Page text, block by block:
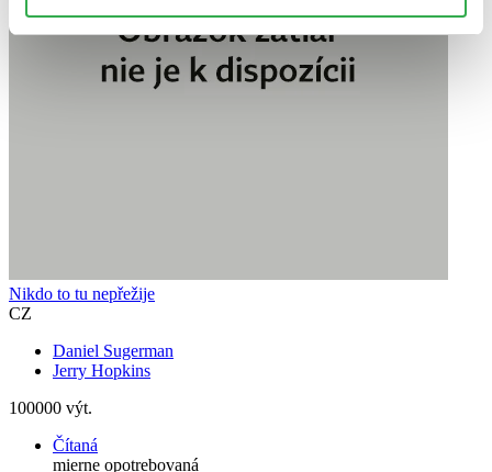
Nikdo to tu nepřežije
CZ
Daniel Sugerman
Jerry Hopkins
100000 výt.
Čítaná
mierne opotrebovaná